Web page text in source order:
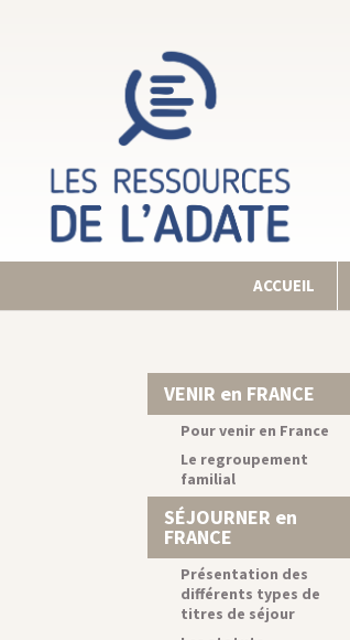
ACCUEIL
VENIR en FRANCE
Pour venir en France
Le regroupement
familial
SÉJOURNER en
FRANCE
Présentation des
différents types de
titres de séjour